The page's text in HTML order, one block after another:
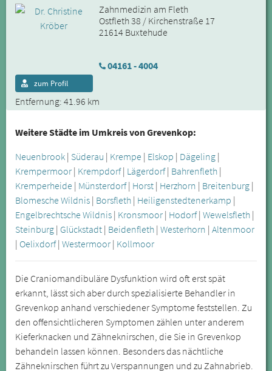
Zahnmedizin am Fleth
Ostfleth 38 / Kirchenstraße 17
21614 Buxtehude
04161 - 4004
Entfernung: 41.96 km
zum Profil
Weitere Städte im Umkreis von Grevenkop:
Neuenbrook | Süderau | Krempe | Elskop | Dägeling |
Krempermoor | Krempdorf| Lägerdorf| Bahrenfleth |
Kremperheide | Münsterdorf| Horst | Herzhorn | Breitenburg |
Blomesche Wildnis | Borsfleth | Heiligenstedtenerkamp |
Engelbrechtsche Wildnis | Kronsmoor | Hodorf| Wewelsfleth |
Steinburg | Glückstadt | Beidenfleth | Westerhorn | Altenmoor
| Oelixdorf| Westermoor | Kollmoor
Die Craniomandibuläre Dysfunktion wird oft erst spät
erkannt, lässt sich aber durch spezialisierte Behandler in
Grevenkop anhand verschiedener Symptome feststellen. Zu
den offensichtlicheren Symptomen zählen unter anderem
Kieferknacken und Zähneknirschen, die Sie in Grevenkop
behandeln lassen können. Besonders das nächtliche
Zähneknirschen führt zu Verspannungen und zu Zahnabrieb.